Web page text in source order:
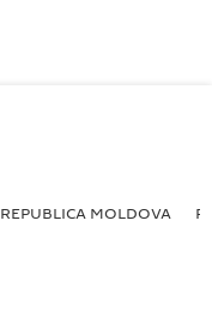
REPUBLICA MOLDOVA